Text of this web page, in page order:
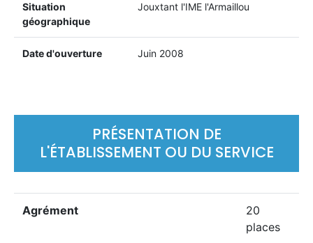
Situation
géographique
Jouxtant l'IME l'Armaillou
Date d'ouverture Juin 2008
PRÉSENTATION DE
L'ÉTABLISSEMENT OU DU SERVICE
Agrément
20
places